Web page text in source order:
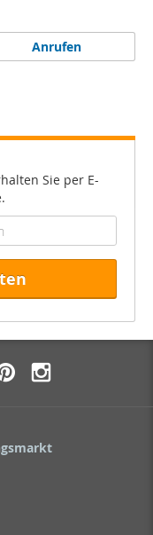
Anrufen
Sie per E-